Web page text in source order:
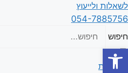
לדלג
לתוכן
לשאלות ולייעוץ
054-7885756
חיפוש
דף הבית
פתח סרגל נגישות